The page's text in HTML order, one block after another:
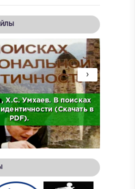
, Х.С. Умхаев. В поисках
(Скачать в
PDF).
›